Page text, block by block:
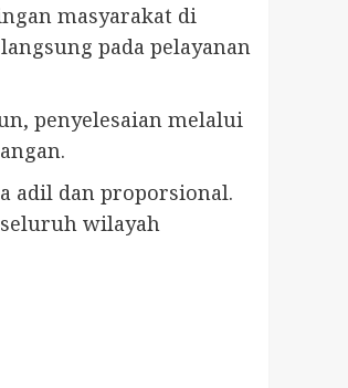
masyarakat di
pada pelayanan
penyelesaian melalui
adil dan proporsional.
wilayah